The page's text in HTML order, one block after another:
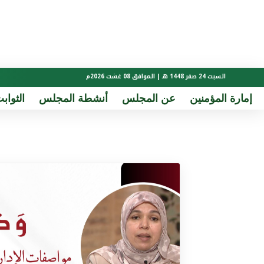
السبت 24 صفر 1448 هـ | الموافق 08 غشت 2026م
إمارة المؤمنين عن المجلس أنشطة المجلس